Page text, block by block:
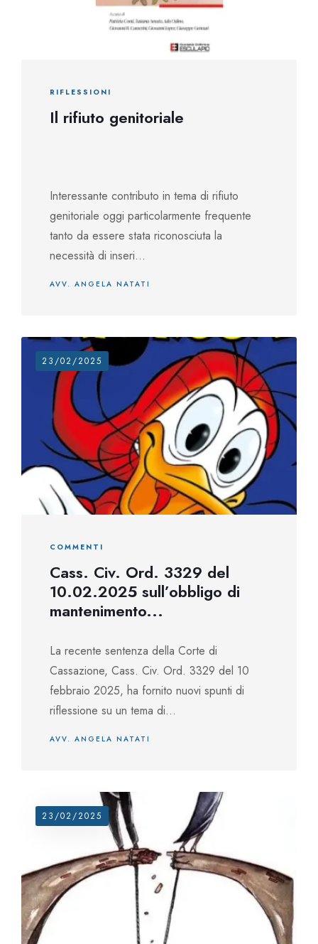
RIFLESSIONI
Il rifiuto genitoriale
Interessante contributo in tema di rifiuto
genitoriale oggi particolarmente frequente
tanto da essere stata riconosciuta la
necessità di inseri...
AVV. ANGELA NATATI
23/02/2025
COMMENTI
Cass. Civ. Ord. 3329 del
10.02.2025 sull’obbligo di
mantenimento...
La recente sentenza della Corte di
Cassazione, Cass. Civ. Ord. 3329 del 10
febbraio 2025, ha fornito nuovi spunti di
riflessione su un tema di...
AVV. ANGELA NATATI
23/02/2025